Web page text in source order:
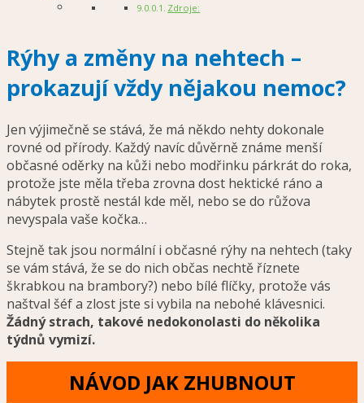
Zdroje:
Rýhya změny na nehtech –
prokazují vždy nějakou nemoc?
Jen výjimečně se stává, že má někdo nehty dokonale
rovné od přírody. Každý navíc důvěrně známe menší
občasné oděrky na kůži nebo modřinku párkrát do roka,
protože jste měla třeba zrovna dost hektické ráno a
nábytek prostě nestál kde měl, nebo se do růžova
nevyspala vaše kočka…
Stejně tak jsou normální i občasné rýhy na nehtech (taky
se vám stává, že se do nich občas nechtě říznete
škrabkou na brambory?) nebo bílé flíčky, protože vás
naštval šéf a zlost jste si vybila na nebohé klávesnici.
Žádný strach, takové nedokonolasti do několika
týdnů vymizí.
NÁVOD JAK ZHUBNOUT